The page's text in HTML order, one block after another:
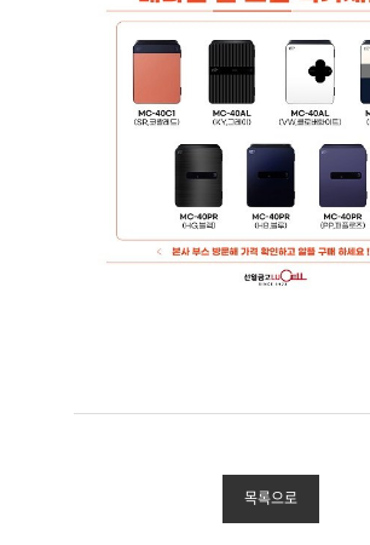
목록으로